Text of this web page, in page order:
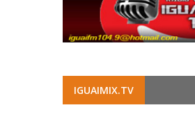
IGUAIMIX.TV